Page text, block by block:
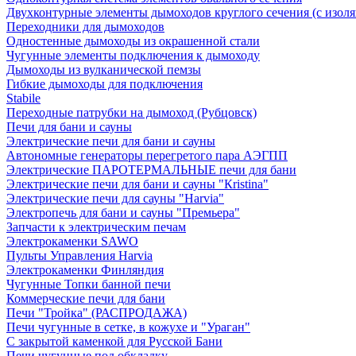
Двухконтурные элементы дымоходов круглого сечения (с
Переходники для дымоходов
Одностенные дымоходы из окрашенной стали
Чугунные элементы подключения к дымоходу
Дымоходы из вулканической пемзы
Гибкие дымоходы для подключения
Stabile
Переходные патрубки на дымоход (Рубцовск)
Печи для бани и сауны
Электрические печи для бани и сауны
Автономные генераторы перегретого пара АЭГПП
Электрические ПАРОТЕРМАЛЬНЫЕ печи для бани
Электрические печи для бани и сауны "Кristina"
Электрические печи для сауны "Harvia"
Электропечь для бани и сауны "Премьера"
Запчасти к электрическим печам
Электрокаменки SAWO
Пульты Управления Harvia
Электрокаменки Финляндия
Чугунные Топки банной печи
Коммерческие печи для бани
Печи "Тройка" (РАСПРОДАЖА)
Печи чугунные в сетке, в кожухе и "Ураган"
С закрытой каменкой для Русской Бани